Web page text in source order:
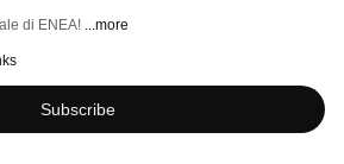
di ENEA! ...more
Subscribe